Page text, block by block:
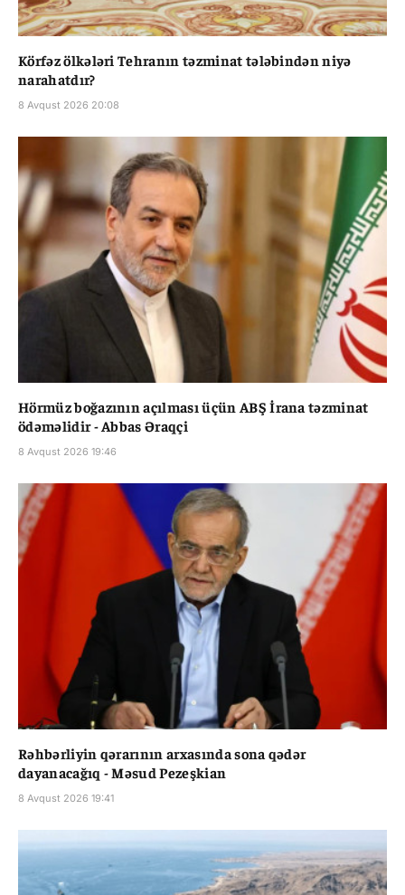
Körfəz ölkələri Tehranın təzminat tələbindən niyə
narahatdır?
8 Avqust 2026 20:08
Hörmüz boğazının açılması üçün ABŞ İrana təzminat
ödəməlidir - Abbas Əraqçi
8 Avqust 2026 19:46
Rəhbərliyin qərarının arxasında sona qədər
dayanacağıq - Məsud Pezeşkian
8 Avqust 2026 19:41